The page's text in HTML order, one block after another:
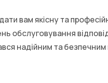
вам якісну та
обслуговування
надійним та безпечним